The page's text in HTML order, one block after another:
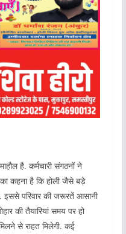
है. कर्मचारी संगठनों ने
कहना है कि होली जैसे बड़े
इससे परिवार की जरूरतें आसानी
की तैयारियां समय पर हो
से राहत मिलेगी. कई